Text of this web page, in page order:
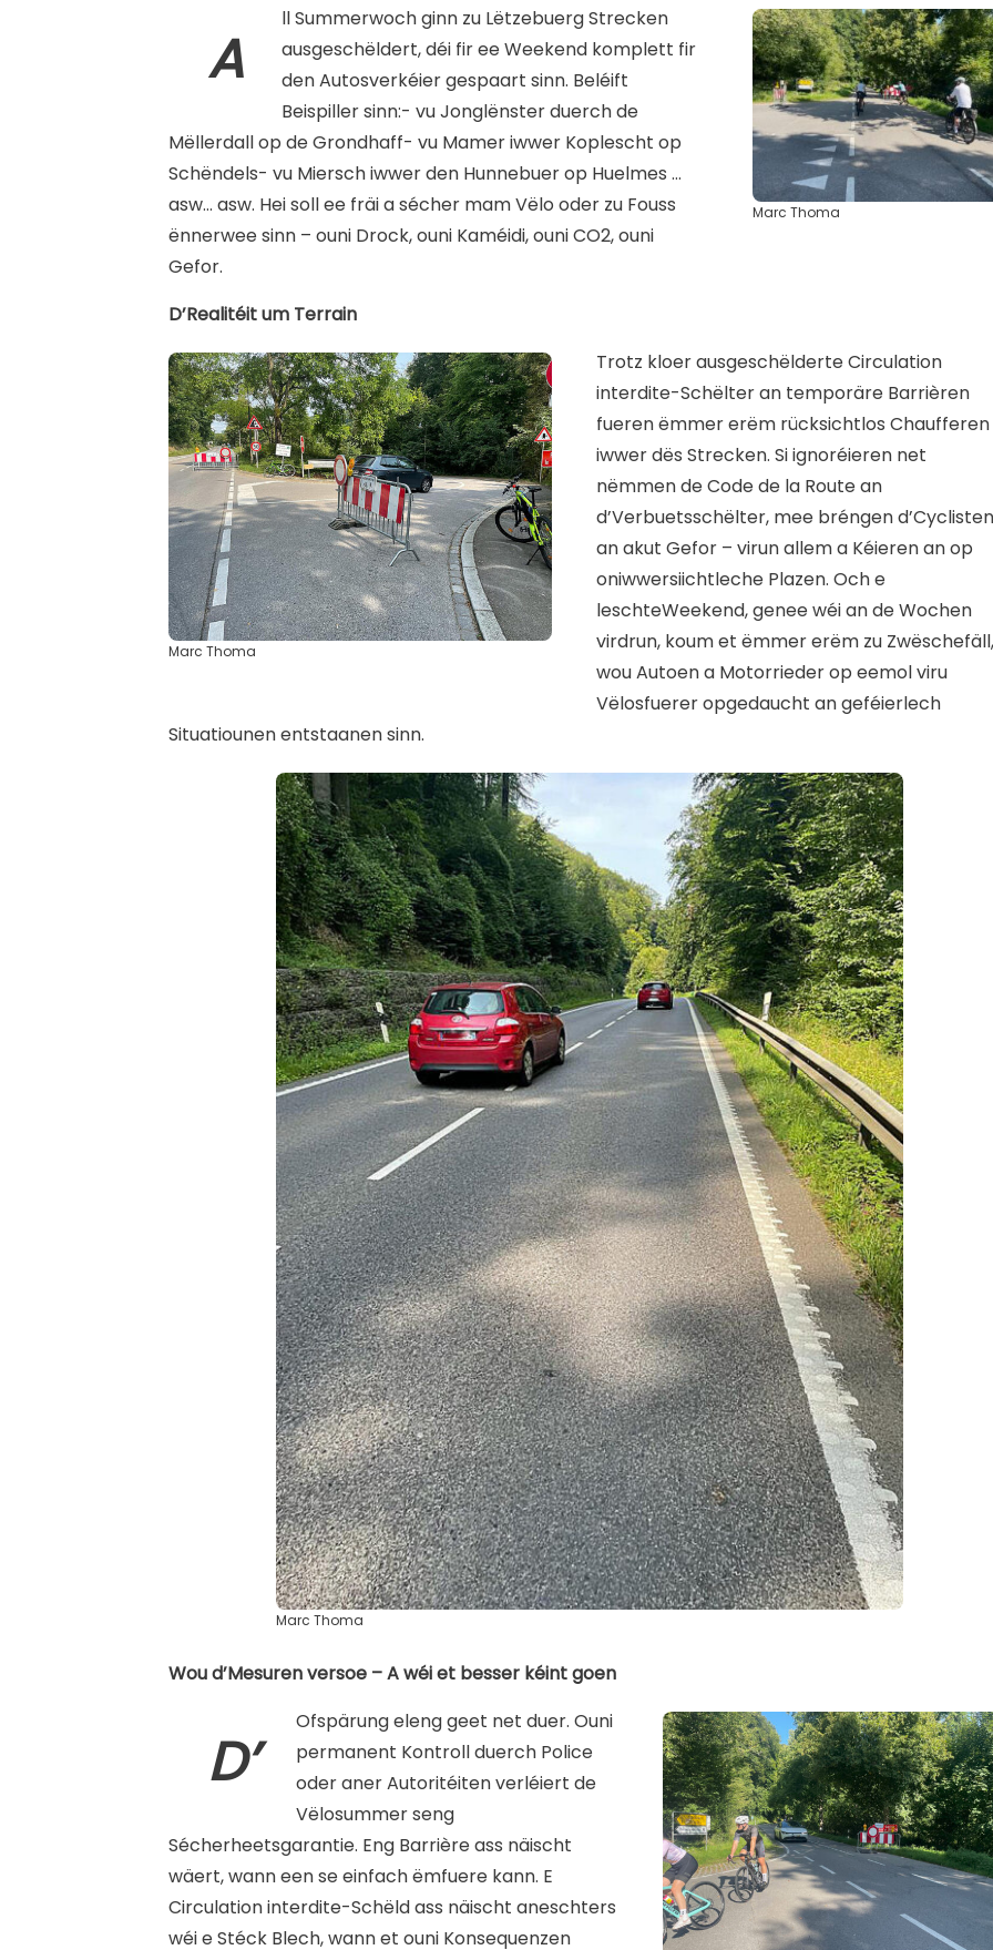
Marc Thoma
A
ll Summerwoch ginn zu Lëtzebuerg Strecken
ausgeschëldert, déi fir ee Weekend komplett fir
den Autosverkéier gespaart sinn. Beléift
Beispiller sinn:- vu Jonglënster duerch de
Mëllerdall op de Grondhaff- vu Mamer iwwer Koplescht op
Schëndels- vu Miersch iwwer den Hunnebuer op Huelmes …
asw… asw. Hei soll ee fräi a sécher mam Vëlo oder zu Fouss
ënnerwee sinn – ouni Drock, ouni Kaméidi, ouni CO2, ouni
Gefor.
D’Realitéit um Terrain
Marc Thoma
Trotz kloer ausgeschëlderte Circulation
interdite-Schëlter an temporäre Barrièren
fueren ëmmer erëm rücksichtlos Chaufferen
iwwer dës Strecken. Si ignoréieren net
nëmmen de Code de la Route an
d’Verbuetsschëlter, mee bréngen d’Cyclisten
an akut Gefor – virun allem a Kéieren an op
oniwwersiichtleche Plazen. Och e
leschteWeekend, genee wéi an de Wochen
virdrun, koum et ëmmer erëm zu Zwëschefäll,
wou Autoen a Motorrieder op eemol viru
Vëlosfuerer opgedaucht an geféierlech
Situatiounen entstaanen sinn.
Marc Thoma
Wou d’Mesuren versoe – A wéi et besser kéint goen
D’
Ofspärung eleng geet net duer. Ouni
permanent Kontroll duerch Police
oder aner Autoritéiten verléiert de
Vëlosummer seng
Sécherheetsgarantie. Eng Barrière ass näischt
wäert, wann een se einfach ëmfuere kann. E
Circulation interdite-Schëld ass näischt aneschters
wéi e Stéck Blech, wann et ouni Konsequenzen